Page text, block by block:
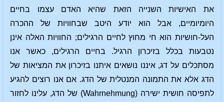
את האישיות השנייה הזאת שהיא האדם עצמו בחיים
היומיומיים, אבל הוא יודע היטב שבחוויות של ההכרה
העל-חושיות הוא חי מחוץ לחיים הרגילים; החוויות האלה אינן
נטבעות בכלל בזיכרון הרגיל. בחיים הרגילים, כאשר אנו
מסתכלים על דג, איננו נושאים איתנו בזיכרון את המציאות של
הדג אלא את התמונה המנטלית של הדג. אם אנו רוצים להגיע
לתפיסה חושית ישירה (Wahrnehmung) של הדג, עלינו לחזור